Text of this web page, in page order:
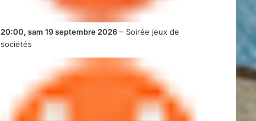
20:00, sam 19 septembre 2026 – Soirée jeux de
sociétés